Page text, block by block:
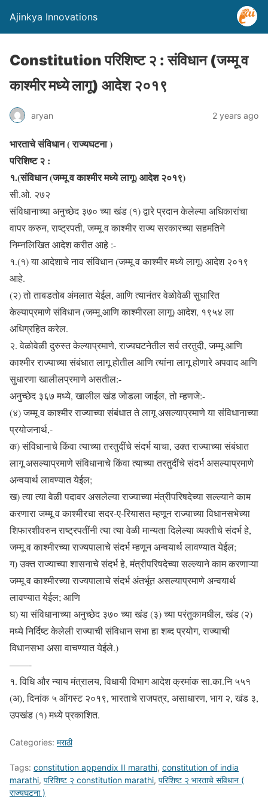
Ajinkya Innovations
Constitution परिशिष्ट २ : संविधान (जम्मू व
काश्मीर मध्ये लागू) आदेश २०१९
aryan 2 years ago
भारताचे संविधान ( राज्यघटना )
परिशिष्ट २ :
१.(संविधान (जम्मू व काश्मीर मध्ये लागू) आदेश २०१९)
सी.ओ. २७२
संविधानाच्या अनुच्छेद ३७० च्या खंड (१) द्वारे प्रदान केलेल्या अधिकारांचा
वापर करुन, राष्ट्रपती, जम्मू व काश्मीर राज्य सरकारच्या सहमतिने
निम्नलिखित आदेश करीत आहे :-
१.(१) या आदेशाचे नाव संविधान (जम्मू व काश्मीर मध्ये लागू) आदेश २०१९
आहे.
(२) तो ताबडतोब अंमलात येईल, आणि त्यानंतर वेळोवेळी सुधारित
केल्याप्रमाणे संविधान (जम्मू आणि काश्मीरला लागू) आदेश, १९५४ ला
अधिग्रहित करेल.
२. वेळोवेळी दुरुस्त केल्याप्रमाणे, राज्यघटनेतील सर्व तरतुदी, जम्मू आणि
काश्मीर राज्याच्या संबंधात लागू होतील आणि त्यांना लागू होणारे अपवाद आणि
सुधारणा खालीलप्रमाणे असतील:-
अनुच्छेद ३६७ मध्ये, खालील खंड जोडला जाईल, तो म्हणजे:-
(४) जम्मू व काश्मीर राज्याच्या संबंधात ते लागू असल्याप्रमाणे या संविधानाच्या
प्रयोजनार्थ,-
क) संविधानाचे किंवा त्याच्या तरतुदींचे संदर्भ याचा, उक्त राज्याच्या संबंधात
लागू असल्याप्रमाणे संविधानाचे किंवा त्याच्या तरतुदींचे संदर्भ असल्याप्रमाणे
अन्वयार्थ लावण्यात येईल;
ख) त्या त्या वेळी पदावर असलेल्या राज्याच्या मंत्रीपरिषदेच्या सल्ल्याने काम
करणारा जम्मू व काश्मीरचा सदर-ए-रियासत म्हणून राज्याच्या विधानसभेच्या
शिफारशीवरुन राष्ट्रपतींनी त्या त्या वेळी मान्यता दिलेल्या व्यक्तीचे संदर्भ हे,
जम्मू व काश्मीरच्या राज्यपालाचे संदर्भ म्हणून अन्वयार्थ लावण्यात येईल;
ग) उक्त राज्याच्या शासनाचे संदर्भ हे, मंत्रीपरिषदेच्या सल्ल्याने काम करणाऱ्या
जम्मू व काश्मीरच्या राज्यपालाचे संदर्भ अंतर्भूत असल्याप्रमाणे अन्वयार्थ
लावण्यात येईल; आणि
घ) या संविधानाच्या अनुच्छेद ३७० च्या खंड (३) च्या परंतुकामधील, खंड (२)
मध्ये निर्दिष्ट केलेली राज्याची संविधान सभा हा शब्द प्रयोग, राज्याची
विधानसभा असा वाचण्यात येईले.)
——-
१. विधि और न्याय मंत्रालय, विधायी विभाग आदेश क्रमांक सा.का.नि ५५१
(अ), दिनांक ५ ऑगस्ट २०१९, भारताचे राजपत्र, असाधारण, भाग २, खंड ३,
उपखंड (१) मध्ये प्रकाशित.
Categories: मराठी
Tags: constitution appendix II marathi, constitution of india
marathi, परिशिष्ट २ constitution marathi, परिशिष्ट २ भारताचे संविधान (
राज्यघटना )